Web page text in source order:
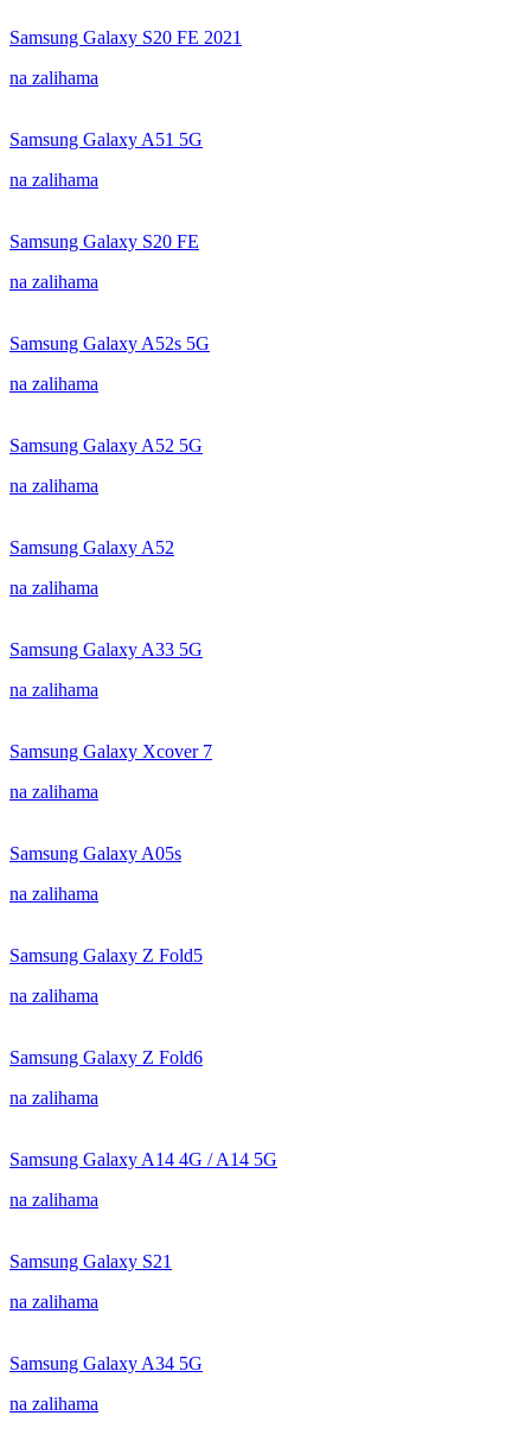
Samsung Galaxy S20 FE 2021
na zalihama
Samsung Galaxy A51 5G
na zalihama
Samsung Galaxy S20 FE
na zalihama
Samsung Galaxy A52s 5G
na zalihama
Samsung Galaxy A52 5G
na zalihama
Samsung Galaxy A52
na zalihama
Samsung Galaxy A33 5G
na zalihama
Samsung Galaxy Xcover 7
na zalihama
Samsung Galaxy A05s
na zalihama
Samsung Galaxy Z Fold5
na zalihama
Samsung Galaxy Z Fold6
na zalihama
Samsung Galaxy A14 4G / A14 5G
na zalihama
Samsung Galaxy S21
na zalihama
Samsung Galaxy A34 5G
na zalihama